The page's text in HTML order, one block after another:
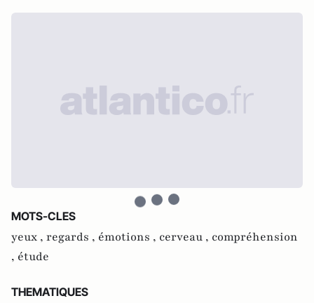
MOTS-CLES
yeux , regards , émotions , cerveau , compréhension
, étude
THEMATIQUES